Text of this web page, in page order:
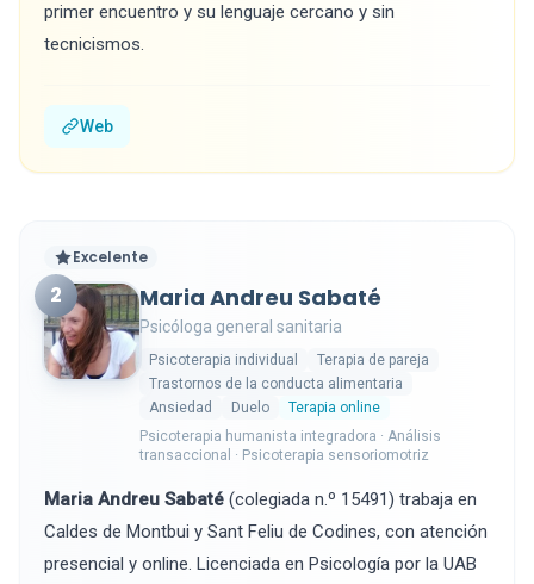
primer encuentro y su lenguaje cercano y sin
tecnicismos.
Web
Excelente
2 Maria Andreu Sabaté
Psicóloga general sanitaria
Psicoterapia individual
Terapia de pareja
Trastornos de la conducta alimentaria
Ansiedad
Duelo
Terapia online
Psicoterapia humanista integradora · Análisis
transaccional · Psicoterapia sensoriomotriz
Maria Andreu Sabaté (colegiada n.º 15491) trabaja en
Caldes de Montbui y Sant Feliu de Codines, con atención
presencial y online. Licenciada en Psicología por la UAB